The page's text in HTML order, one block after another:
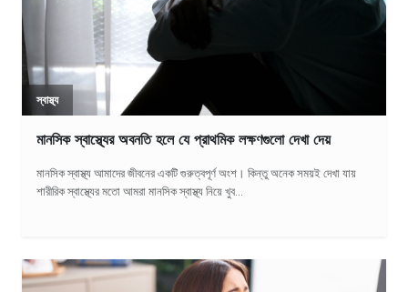
স্বাস্থ্য
মানসিক স্বাস্থ্যের অবনতি হলে যে প্রাথমিক লক্ষণগুলো দেখা দেয়
মানসিক স্বাস্থ্য আমাদের জীবনের একটি গুরুত্বপূর্ণ অংশ। কিন্তু অনেক সময়ই দেখা যায়
শারীরিক স্বাস্থ্যের মতো আমরা মানসিক স্বাস্থ্য নিয়ে খুব...